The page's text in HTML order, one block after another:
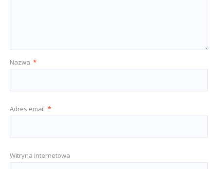
Nazwa *
Adres email *
Witryna internetowa